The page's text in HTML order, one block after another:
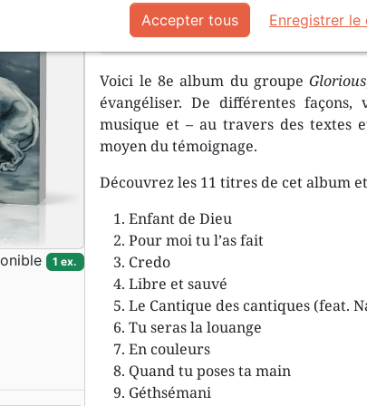
Tu seras la louange au cœur
je vis
Voici le 8e album du groupeGlorious
évangéliser. De différentes
musique et – au travers des textes
moyen du témoignage.
Découvrez les 11 titres de cet album
Enfant de Dieu
Pour moi tu l’as fait
Credo
Libre et sauvé
Le Cantique des cantiques (feat.
Tu seras la louange
En couleurs
Quand tu poses ta main
Géthsémani
1 ex.
Accepter tous Enregistrer le